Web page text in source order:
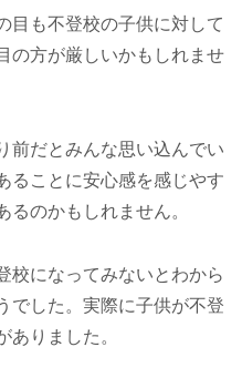
目も不登校の子供に対して
の方が厳しいかもしれませ
前だとみんな思い込んでい
ることに安心感を感じやす
るのかもしれません。
校になってみないとわから
でした。実際に子供が不登
ありました。